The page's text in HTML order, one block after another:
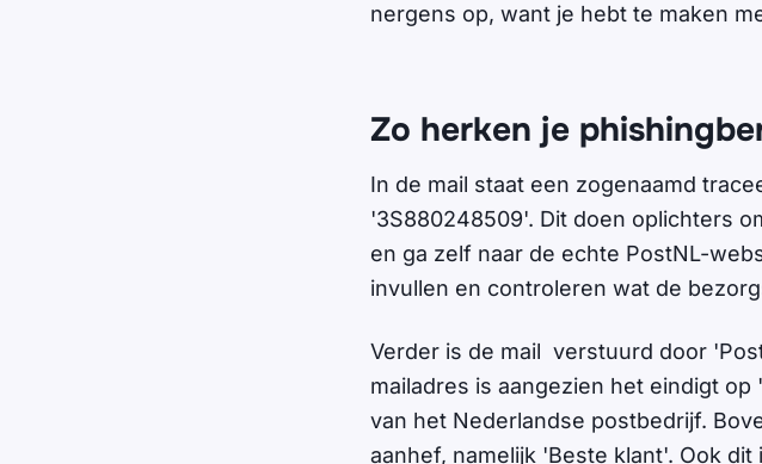
nergens op, want je hebt te maken
Zo herken je
In de mail staat een zogenaamd
'3S880248509'. Dit doen oplichters
en ga zelf naar de echte PostNL-
invullen en controleren wat de
Verder is de mail verstuurd door '
mailadres is aangezien het eindigt
van het Nederlandse postbedrijf.
aanhef, namelijk 'Beste klant'. Ook